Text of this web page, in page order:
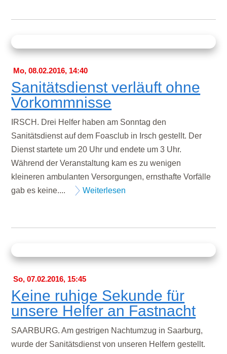
Mo, 08.02.2016, 14:40
Sanitätsdienst verläuft ohne
Vorkommnisse
IRSCH. Drei Helfer haben am Sonntag den
Sanitätsdienst auf dem Foasclub in Irsch gestellt. Der
Dienst startete um 20 Uhr und endete um 3 Uhr.
Während der Veranstaltung kam es zu wenigen
kleineren ambulanten Versorgungen, ernsthafte Vorfälle
gab es keine....
Weiterlesen
So, 07.02.2016, 15:45
Keine ruhige Sekunde für
unsere Helfer an Fastnacht
SAARBURG. Am gestrigen Nachtumzug in Saarburg,
wurde der Sanitätsdienst von unseren Helfern gestellt.